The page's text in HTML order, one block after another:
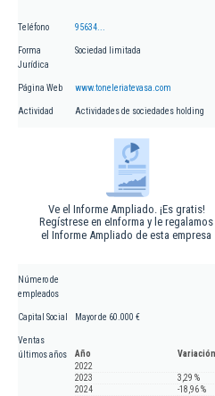
Teléfono 95634...
Forma
Jurídica
Sociedad limitada
Página Web www.toneleriatevasa.com
Actividad Actividades de sociedades holding
Ve el Informe Ampliado. ¡Es gratis!
Regístrese en eInforma y le regalamos
el Informe Ampliado de esta empresa
Número de
empleados
Capital Social Mayor de 60.000 €
Ventas
últimos años
Año
Variación
2022
2023
3,29 %
2024
-18,96 %